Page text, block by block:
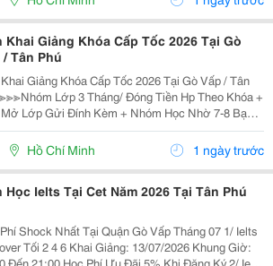
Khai Giảng Khóa Cấp Tốc 2026 Tại Gò
/ Tân Phú
Giảng Khóa Cấp Tốc 2026 Tại Gò Vấp / Tân
Lớp Gửi Đính Kèm + Nhóm Học Nhờ 7-8 Bạn/
Giáo Trình Ielts Có Band Điểm Lộ Trình, Sách
Ngoài Bám Sát + Chia Đều 4 Kỹ...
Hồ Chí Minh 1 ngày trước
Học Ielts Tại Cet Năm 2026 Tại Tân Phú
Shock Nhất Tại Quận Gò Vấp Tháng 07 1/ Ielts
6 Khai Giảng: 13/07/2026 Khung Giờ:
Phí Ưu Đãi 5% Khi Đăng Ký 2/ Ielts